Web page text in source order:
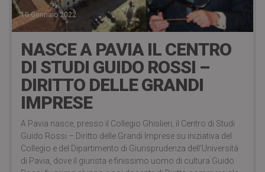
10 Gennaio 2022
NASCE A PAVIA IL CENTRO
DI STUDI GUIDO ROSSI –
DIRITTO DELLE GRANDI
IMPRESE
A Pavia nasce, presso il Collegio Ghislieri, il Centro di Studi
Guido Rossi – Diritto delle Grandi Imprese su iniziativa del
Collegio e del Dipartimento di Giurisprudenza dell’Università
di Pavia, dove il giurista e finissimo uomo di cultura Guido